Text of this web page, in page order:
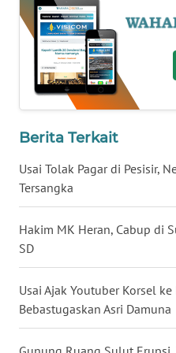
Berita Terkait
Usai Tolak Pagar di Pesisir,
Tersangka
Hakim MK Heran, Cabup di
SD
Usai Ajak Youtuber Korsel
Bebastugaskan Asri Damuna
WN
JATENG
WN
NUSANTARA
WN
WN
BALI
WN
KALBAR